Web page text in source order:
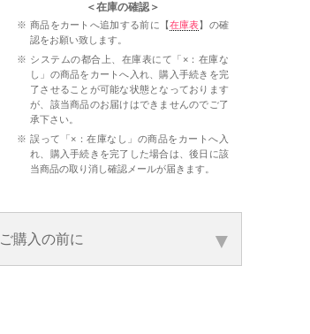
＜在庫の確認＞
商品をカートへ追加する前に【在庫表】の確
認をお願い致します。
システムの都合上、在庫表にて「×：在庫な
し」の商品をカートへ入れ、購入手続きを完
了させることが可能な状態となっております
が、該当商品のお届けはできませんのでご了
承下さい。
誤って「×：在庫なし」の商品をカートへ入
れ、購入手続きを完了した場合は、後日に該
当商品の取り消し確認メールが届きます。
ご購入の前に